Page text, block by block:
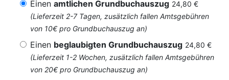
Einen amtlichen Grundbuchauszug 24,80 €
(Lieferzeit 2-7 Tagen, zusätzlich fallen Amtsgebühren
von 10€ pro Grundbuchauszug an)
Einen beglaubigten Grundbuchauszug 24,80 €
(Lieferzeit 1-2 Wochen, zusätzlich fallen Amtsgebühren
von 20€ pro Grundbuchauszug an)